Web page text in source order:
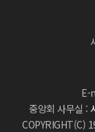
E-
중앙회 사무실 :
COPYRIGHT(C)